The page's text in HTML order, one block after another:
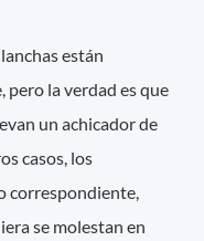
están
pero la verdad es que
un achicador de
casos, los
correspondiente,
se molestan en